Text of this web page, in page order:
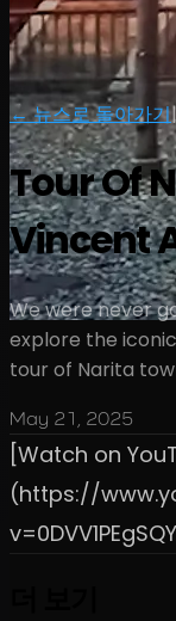
← 뉴스로 돌아가기|
Tour Of
Vincent
We were never
explore the
tour of Narita
May 21, 2025
[Watch on
(https://